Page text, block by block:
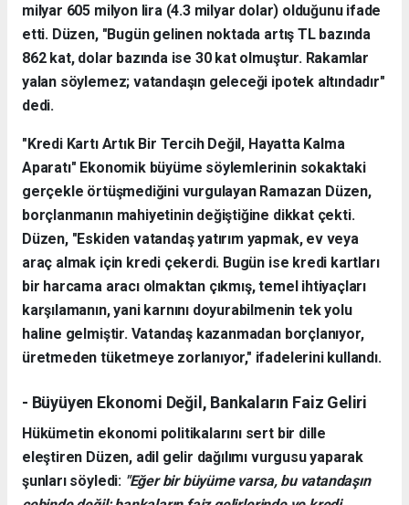
milyar 605 milyon lira (4.3 milyar dolar) olduğunu ifade
etti. Düzen, "Bugün gelinen noktada artış TL bazında
862 kat, dolar bazında ise 30 kat olmuştur. Rakamlar
yalan söylemez; vatandaşın geleceği ipotek altındadır"
dedi.
"Kredi Kartı Artık Bir Tercih Değil, Hayatta Kalma
Aparatı" Ekonomik büyüme söylemlerinin sokaktaki
gerçekle örtüşmediğini vurgulayan Ramazan Düzen,
borçlanmanın mahiyetinin değiştiğine dikkat çekti.
Düzen, "Eskiden vatandaş yatırım yapmak, ev veya
araç almak için kredi çekerdi. Bugün ise kredi kartları
bir harcama aracı olmaktan çıkmış, temel ihtiyaçları
karşılamanın, yani karnını doyurabilmenin tek yolu
haline gelmiştir. Vatandaş kazanmadan borçlanıyor,
üretmeden tüketmeye zorlanıyor," ifadelerini kullandı.
- Büyüyen Ekonomi Değil, Bankaların Faiz Geliri
Hükümetin ekonomi politikalarını sert bir dille
eleştiren Düzen, adil gelir dağılımı vurgusu yaparak
şunları söyledi: "Eğer bir büyüme varsa, bu vatandaşın